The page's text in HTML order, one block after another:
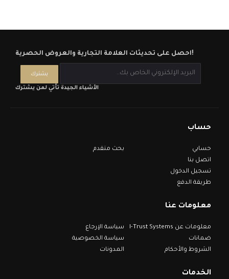
احصل على تحديثات العلامة التجارية والعروض الحصرية!
الأشياء الجيدة تأتي لمن يشترك
حساب
حسابي
اتصل بنا
تسجيل الدخول
طريقة الدفع
بحث متقدم
معلومات عنا
معلومات عن I-Trust Systems
ضمانات
الشروط والأحكام
سياسة الإرجاع
سياسة الخصوصية
المدونات
الخدمات